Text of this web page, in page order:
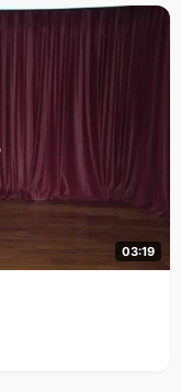
03:19